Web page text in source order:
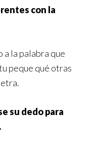
con la
a la palabra que
peque qué otras
su dedo para